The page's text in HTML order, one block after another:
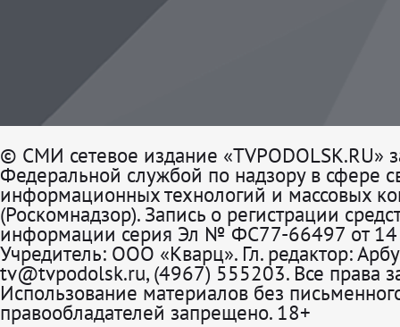
© СМИ сетевое издание «TVPODOLSK.RU»
Федеральной службой по надзору в сфере
информационных технологий и массовых
(Роскомнадзор). Запись о регистрации
информации серия Эл № ФС77-66497 от 14
Учредитель: ООО «Кварц». Гл. редактор:
tv@tvpodolsk.ru, (4967) 555203. Все права
Использование материалов без
правообладателей запрещено. 18+